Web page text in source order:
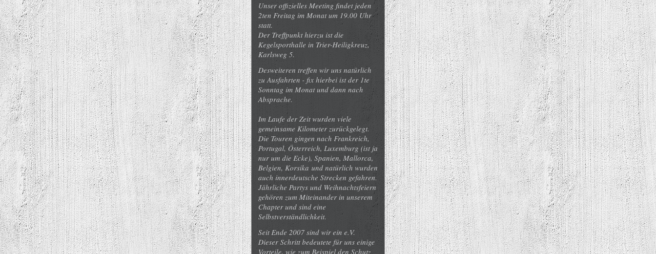
Unser offizielles Meeting findet jeden
2ten Freitag im Monat um 19.00 Uhr
statt.
Der Treffpunkt hierzu ist die
Kegelsporthalle in Trier-Heiligkreuz,
Karlsweg 5.
Desweiteren treffen wir uns natürlich
zu Ausfahrten - fix hierbei ist der 1te
Sonntag im Monat und dann nach
Absprache.
Im Laufe der Zeit wurden viele
gemeinsame Kilometer zurückgelegt.
Die Touren gingen nach Frankreich,
Portugal, Österreich, Luxemburg (ist ja
nur um die Ecke), Spanien, Mallorca,
Belgien, Korsika und natürlich wurden
auch innerdeutsche Strecken gefahren.
Jährliche Partys und Weihnachtsfeiern
gehören zum Miteinander in unserem
Chapter und sind eine
Selbstverständlichkeit.
Seit Ende 2007 sind wir ein e.V.
Dieser Schritt bedeutete für uns einige
Vorteile, wie zum Beispiel den Schutz